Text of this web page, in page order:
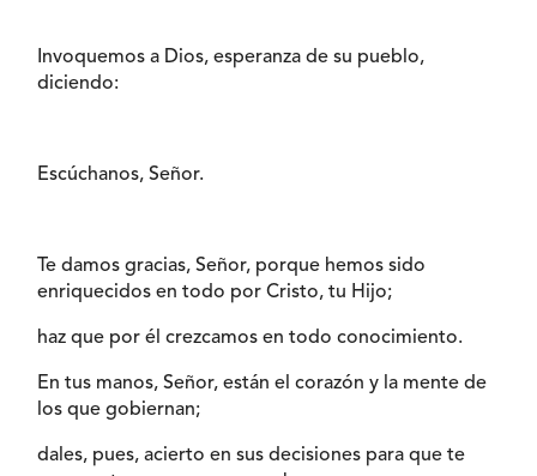
Invoquemos a Dios, esperanza de su pueblo,
diciendo:
Escúchanos, Señor.
Te damos gracias, Señor, porque hemos sido
enriquecidos en todo por Cristo, tu Hijo;
haz que por él crezcamos en todo conocimiento.
En tus manos, Señor, están el corazón y la mente de
los que gobiernan;
dales, pues, acierto en sus decisiones para que te